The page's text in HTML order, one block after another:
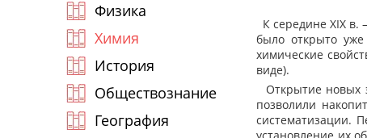
Физика
Химия
История
Обществознание
География
К середине XIX в.
было открыто
химические
виде).
Открытие новых
позволили
систематизации.